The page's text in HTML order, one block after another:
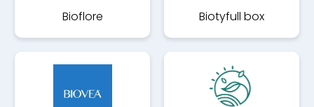
Bioflore Biotyfull box